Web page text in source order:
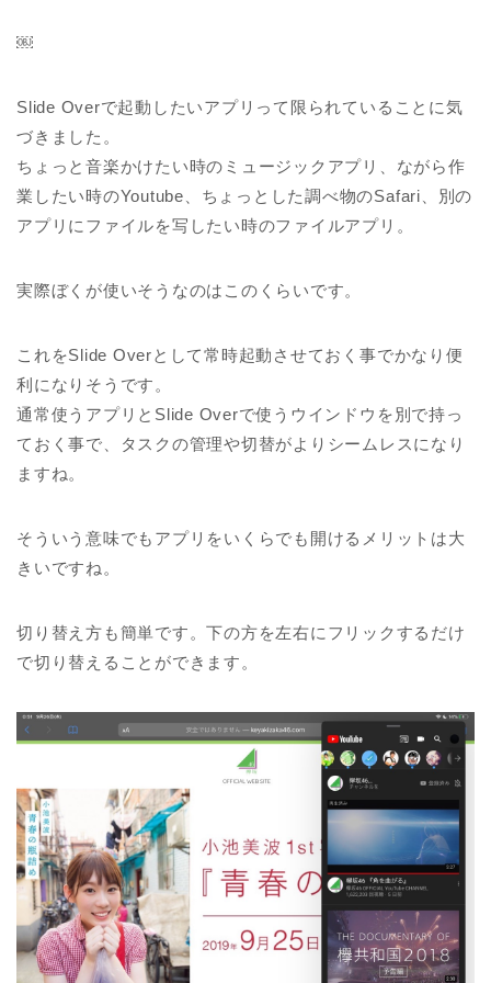
￼
Slide Overで起動したいアプリって限られていることに気
づきました。
ちょっと音楽かけたい時のミュージックアプリ、ながら作
業したい時のYoutube、ちょっとした調べ物のSafari、別の
アプリにファイルを写したい時のファイルアプリ。
実際ぼくが使いそうなのはこのくらいです。
これをSlide Overとして常時起動させておく事でかなり便
利になりそうです。
通常使うアプリとSlide Overで使うウインドウを別で持っ
ておく事で、タスクの管理や切替がよりシームレスになり
ますね。
そういう意味でもアプリをいくらでも開けるメリットは大
きいですね。
切り替え方も簡単です。下の方を左右にフリックするだけ
で切り替えることができます。